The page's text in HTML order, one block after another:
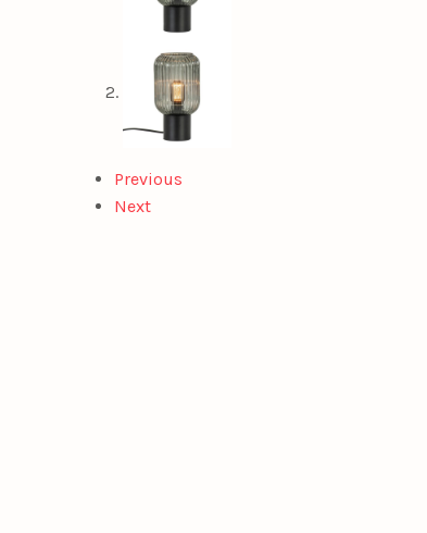
Previous
Next